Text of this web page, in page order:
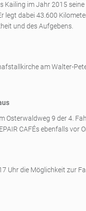
im Jahr 2015
dabei 43.600
und des Aufgebens.
am Walter-
Osterwaldweg 9 der 4.
CAFÉs ebenfalls vor
Uhr die Möglichkeit zur